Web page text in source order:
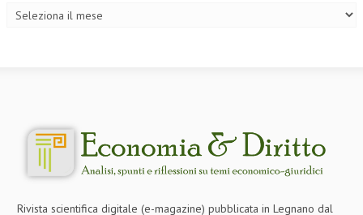
CIVILE
TRIBUTARIA
PENALE
Rivista scientifica digitale (e-magazine) pubblicata in Legnano dal